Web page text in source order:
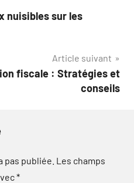
nuisibles sur les
Article suivant
fiscale : Stratégies et
conseils
pas publiée. Les champs
*